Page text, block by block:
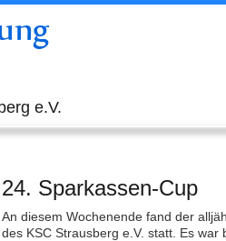
e.V.
24. Sparkassen-Cup
An diesem Wochenende fand der
des KSC Strausberg e.V. statt. Es war